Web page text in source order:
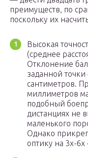
преимуществ, по
поскольку их
Высокая
(среднее
Отклонение
заданной точки
сантиметров.
миллиметров
подобный
дистанциях не
маленького
Однако
оптику на 3x-